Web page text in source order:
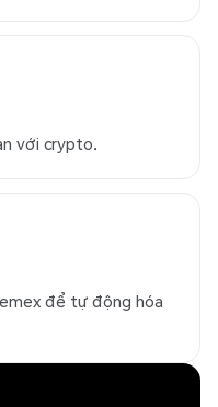
với crypto.
để tự động hóa